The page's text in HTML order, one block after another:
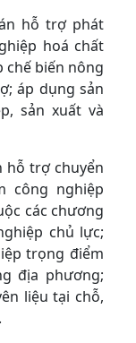
hỗ trợ phát
hoá chất
chế biến nông
áp dụng sản
sản xuất và
hỗ trợ chuyển
công nghiệp
các chương
chủ lực;
trọng điểm
địa phương;
liệu tại chỗ,